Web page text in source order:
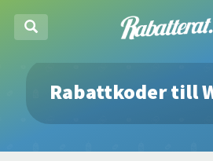
Rabattkoder till